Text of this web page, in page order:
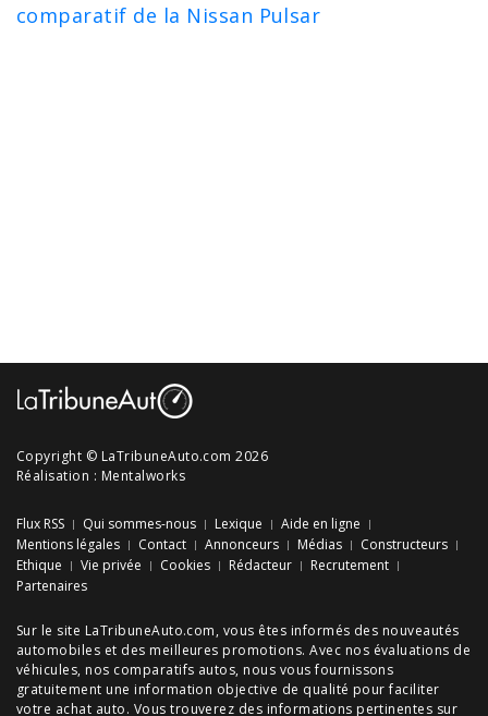
comparatif de la Nissan Pulsar
Copyright © LaTribuneAuto.com 2026
Réalisation : Mentalworks
Flux RSS Qui sommes-nous Lexique
Aide en ligne
Mentions légales
Contact Annonceurs Médias
Constructeurs
Ethique
Vie privée Cookies Rédacteur
Recrutement
Partenaires
Sur le site LaTribuneAuto.com, vous êtes informés des nouveautés
automobiles et des meilleures promotions. Avec nos évaluations de
véhicules, nos comparatifs autos, nous vous fournissons
gratuitement une information objective de qualité pour faciliter
votre achat auto. Vous trouverez des informations pertinentes sur